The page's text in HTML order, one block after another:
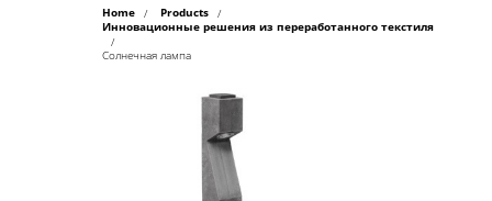
Home
Products
Инновационные решения из переработанного текстиля
Солнечная лампа